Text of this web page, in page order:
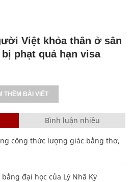
Việt khỏa thân ở sân
phạt quá hạn visa
THÊM BÀI VIẾT
Bình luận nhiều
công thức lượng giác bằng thơ,
đại học của Lý Nhã Kỳ